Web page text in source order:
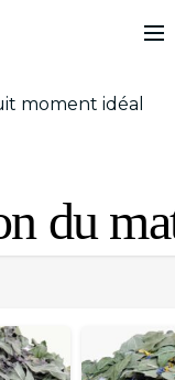
moment idéal
du